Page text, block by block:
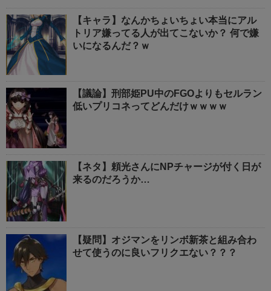
【キャラ】なんかちょいちょい本当にアル
トリア嫌ってる人が出てこないか？ 何で嫌
いになるんだ？ｗ
【議論】刑部姫PU中のFGOよりもセルラン
低いプリコネってどんだけｗｗｗｗ
【ネタ】頼光さんにNPチャージが付く日が
来るのだろうか…
【疑問】オジマンをリンボ新茶と組み合わ
せて使うのに良いフリクエない？？？